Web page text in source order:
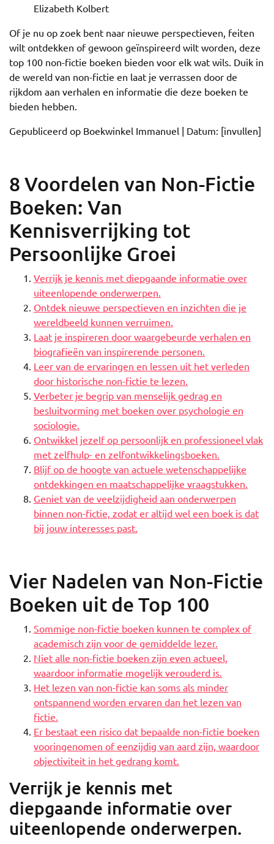
Elizabeth Kolbert
Of je nu op zoek bent naar nieuwe perspectieven, feiten
wilt ontdekken of gewoon geïnspireerd wilt worden, deze
top 100 non-fictie boeken bieden voor elk wat wils. Duik in
de wereld van non-fictie en laat je verrassen door de
rijkdom aan verhalen en informatie die deze boeken te
bieden hebben.
Gepubliceerd op Boekwinkel Immanuel | Datum: [invullen]
8 Voordelen van Non-Fictie
Boeken: Van
Kennisverrijking tot
Persoonlijke Groei
Verrijk je kennis met diepgaande informatie over
uiteenlopende onderwerpen.
Ontdek nieuwe perspectieven en inzichten die je
wereldbeeld kunnen verruimen.
Laat je inspireren door waargebeurde verhalen en
biografieën van inspirerende personen.
Leer van de ervaringen en lessen uit het verleden
door historische non-fictie te lezen.
Verbeter je begrip van menselijk gedrag en
besluitvorming met boeken over psychologie en
sociologie.
Ontwikkel jezelf op persoonlijk en professioneel vlak
met zelfhulp- en zelfontwikkelingsboeken.
Blijf op de hoogte van actuele wetenschappelijke
ontdekkingen en maatschappelijke vraagstukken.
Geniet van de veelzijdigheid aan onderwerpen
binnen non-fictie, zodat er altijd wel een boek is dat
bij jouw interesses past.
Vier Nadelen van Non-Fictie
Boeken uit de Top 100
Sommige non-fictie boeken kunnen te complex of
academisch zijn voor de gemiddelde lezer.
Niet alle non-fictie boeken zijn even actueel,
waardoor informatie mogelijk verouderd is.
Het lezen van non-fictie kan soms als minder
ontspannend worden ervaren dan het lezen van
fictie.
Er bestaat een risico dat bepaalde non-fictie boeken
vooringenomen of eenzijdig van aard zijn, waardoor
objectiviteit in het gedrang komt.
Verrijk je kennis met
diepgaande informatie over
uiteenlopende onderwerpen.